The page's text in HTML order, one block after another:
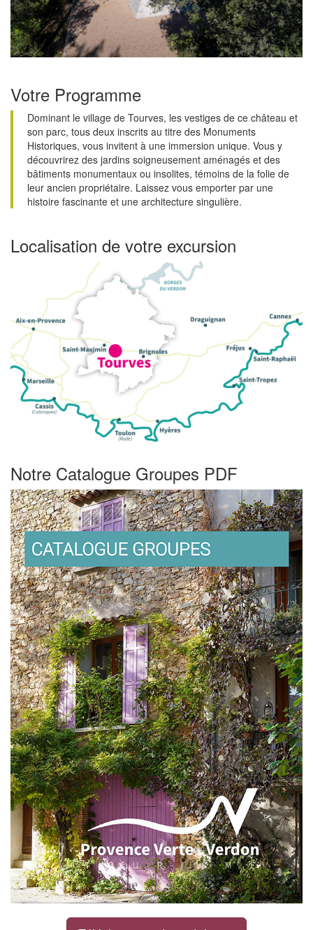
Votre Programme
Dominant le village de Tourves, les vestiges de ce château et
son parc, tous deux inscrits au titre des Monuments
Historiques, vous invitent à une immersion unique. Vous y
découvrirez des jardins soigneusement aménagés et des
bâtiments monumentaux ou insolites, témoins de la folie de
leur ancien propriétaire. Laissez vous emporter par une
histoire fascinante et une architecture singulière.
Localisation de votre excursion
Notre Catalogue Groupes PDF